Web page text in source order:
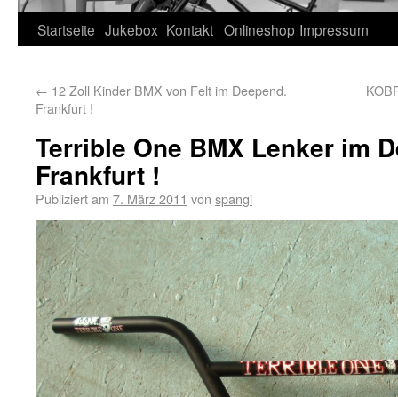
Startseite Jukebox Kontakt Onlineshop Impressum
← 12 Zoll Kinder BMX von Felt im Deepend.
Frankfurt !
Terrible One BMX Lenker im
Frankfurt !
Publiziert am 7. März 2011 von spangi